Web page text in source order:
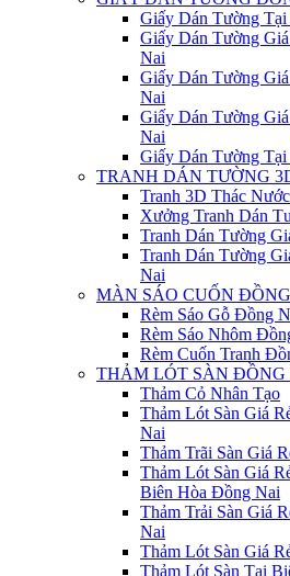
Giấy Dán Tường
Giấy Dán Tường
Nai
Giấy Dán Tường
Nai
Giấy Dán Tường
Nai
Giấy Dán Tường
TRANH DÁN TƯỜNG
Tranh 3D Thác Nước
Xưởng Tranh Dán
Tranh Dán Tường
Tranh Dán Tường
Nai
MÀN SÁO CUỐN
Rèm Sáo Gỗ Đồng
Rèm Sáo Nhôm
Rèm Cuốn Tranh
THẢM LÓT SÀN
Thảm Cỏ Nhân Tạo
Thảm Lót Sàn Giá
Nai
Thảm Trãi Sàn Giá
Thảm Lót Sàn Giá
Biên Hòa Đồng Nai
Thảm Trải Sàn Giá
Nai
Thảm Lót Sàn Giá
Thảm Lót Sàn Tại